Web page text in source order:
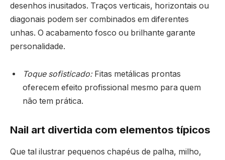
desenhos inusitados. Traços verticais, horizontais ou
diagonais podem ser combinados em diferentes
unhas. O acabamento fosco ou brilhante garante
personalidade.
Toque sofisticado:Fitas metálicas prontas
oferecem efeito profissional mesmo para quem
não tem prática.
Nail art divertida com elementos típicos
Que tal ilustrar pequenos chapéus de palha, milho,